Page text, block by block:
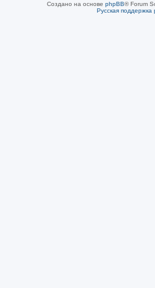
Создано на основе phpBB® Forum
Русская поддержка